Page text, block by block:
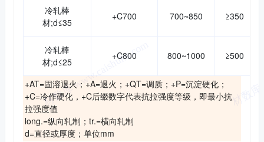
冷轧棒
材;d≤35
+C700 700~850 ≥350
冷轧棒
材;d≤25
+C800 800~1000 ≥500
+AT=固溶退火；+A=退火；+QT=调质；+P=沉淀硬化；
+C=冷作硬化，+C后缀数字代表抗拉强度等级，即最小抗
拉强度值
long.=纵向轧制；tr.=横向轧制
d=直径或厚度；单位mm